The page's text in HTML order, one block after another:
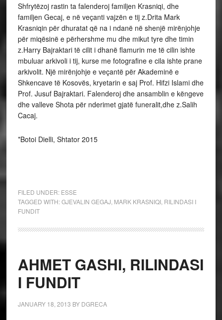
Shfrytëzoj rastin ta falenderoj familjen Krasniqi, dhe
familjen Gecaj, e në veçanti vajzën e tij z.Drita Mark
Krasniqin për dhuratat që na i ndanë në shenjë mirënjohje
për miqësinë e përhershme mu dhe mikut tyre dhe timin
z.Harry Bajraktari të cilit i dhanë flamurin me të cilin ishte
mbuluar arkivoli i tij, kurse me fotografine e cila ishte prane
arkivolit. Një mirënjohje e veçantë për Akademinë e
Shkencave të Kosovës, kryetarin e saj Prof. Hifzi Islami dhe
Prof. Jusuf Bajraktari. Falenderoj dhe ansamblin e këngeve
dhe valleve Shota për nderimet gjatë funeralit,dhe z.Salih
Cacaj.
*Botoi Dielli, Shtator 2015
FILED UNDER: ESSE
TAGGED WITH:GJEVALIN GEGAJ MARK KRASNIQI, RILINDASI I
FUNDIT
AHMET GASHI, RILINDASI
I FUNDIT
JANUARY 18, 2013 BY DGRECA